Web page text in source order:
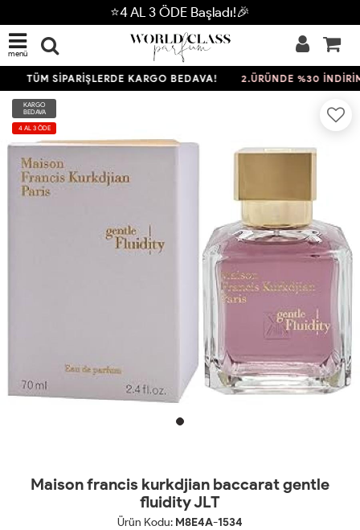
⭐4 AL 3 ÖDE Başladı!🎉
menü
TÜM SİPARİŞLERDE KARGO BEDAVA! 2.ÜRÜNDE %30 İNDİRİM
KARGO
BEDAVA
4 AL 3 ÖDE
Maison francis kurkdjian baccarat gentle
fluidity JLT
Ürün Kodu: M8E4A-1534